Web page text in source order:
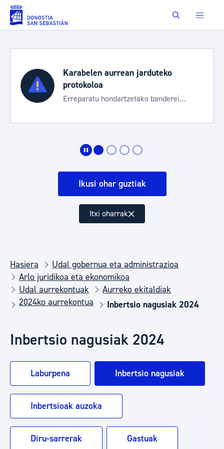
Eduki nagusira joan Buscar
Karabelen aurrean jarduteko
protokoloa
Erreparatu hondartzetako banderei
Ikusi ohar guztiak
Itxi oharrak
Hasiera
Udal gobernua eta administrazioa
Arlo juridikoa eta ekonomikoa
Udal aurrekontuak
Aurreko ekitaldiak
2024ko aurrekontua
Inbertsio nagusiak 2024
Inbertsio nagusiak 2024
Laburpena Inbertsio nagusiak
Inbertsioak auzoka
Diru-sarrerak Gastuak